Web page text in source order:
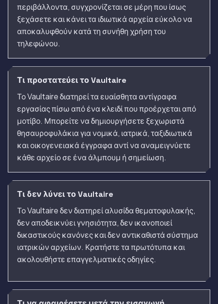
περιβάλλοντα, συγχρονίζεται σε μέρη που ίσως
ξεχάσετε και κάνει τα ιδιωτικά αρχεία εύκολο να
αποκαλυφθούν κατά τη συνήθη χρήση του
τηλεφώνου.
Τι προστατεύει το Vaultaire
Το Vaultaire διατηρεί τα ευαίσθητα αντίγραφα
εργασίας πίσω από ένα κλειδί που προέρχεται από
μοτίβο. Μπορείτε να δημιουργήσετε ξεχωριστά
θησαυροφυλάκια για νομικά, ιατρικά, ταξιδιωτικά
και οικογενειακά έγγραφα αντί να αναμειγνύετε
κάθε αρχείο σε ένα άλμπουμ ή σημείωση.
Τι δεν λύνει το Vaultaire
Το Vaultaire δεν διατηρεί αλυσίδα θεματοφυλακής,
δεν αποδεικνύει γνησιότητα, δεν ικανοποιεί
δικαστικούς κανόνες και δεν αντικαθιστά σύστημα
ιατρικών αρχείων. Κρατήστε τα πρωτότυπα και
ακολουθήστε επαγγελματικές οδηγίες.